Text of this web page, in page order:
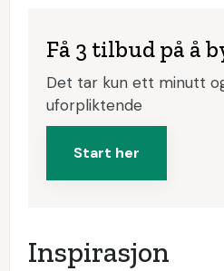
Få 3 tilbud på å
Det tar kun ett minutt
uforpliktende
Start her
Inspirasjon